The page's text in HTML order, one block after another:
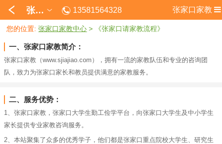
张家口 13581564328 张家口家教
您的位置:张家口家教中心 > 《张家口请家教流程》
一、张家口家教简介：
张家口家教（www.sjiajiao.com），拥有一流的家教队伍和专业的咨询团
队，致力为张家口家长和教员提供满意的家教服务。
二、服务优势：
1、张家口家教，张家口大学生勤工俭学平台，向张家口大学生及中小学生
家长提供专业家教咨询服务。
2、本站聚集了众多的优秀学子，他们都是张家口重点院校大学生、研究生